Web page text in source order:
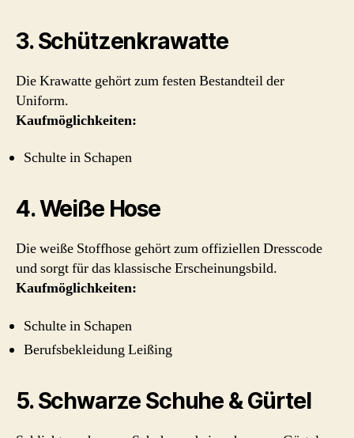
3. Schützenkrawatte
Die Krawatte gehört zum festen Bestandteil der
Uniform.
Kaufmöglichkeiten:
Schulte in Schapen
4. Weiße Hose
Die weiße Stoffhose gehört zum offiziellen Dresscode
und sorgt für das klassische Erscheinungsbild.
Kaufmöglichkeiten:
Schulte in Schapen
Berufsbekleidung Leißing
5. Schwarze Schuhe & Gürtel